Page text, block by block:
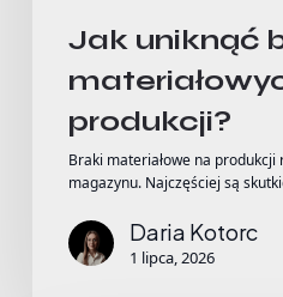
Jak uniknąć
produkcji?
Braki materiałowe na
magazynu. Najczęściej są
Daria Kotorc
1 lipca, 2026